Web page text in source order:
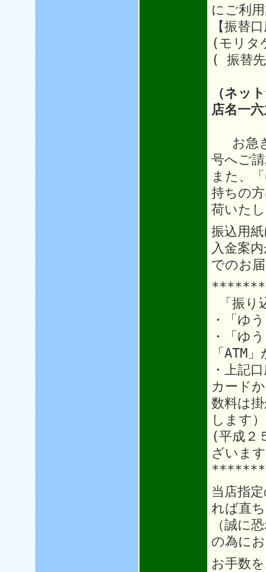
にご利
【振替
(モリタ
( 振替
（ネッ
店名一
お急ぎ
号へご
また、
持ちの
荷いた
振込用
入金案
でのお
「振り
・「ゆ
・「ゆ
「ATM
・上記
カード
数料は
します）
(平成２
ざいま
当店指
れば直
（誠に
の為に
お手数